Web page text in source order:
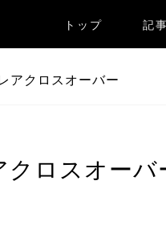
トップ 記
アクロスオーバー
ロスオーバ